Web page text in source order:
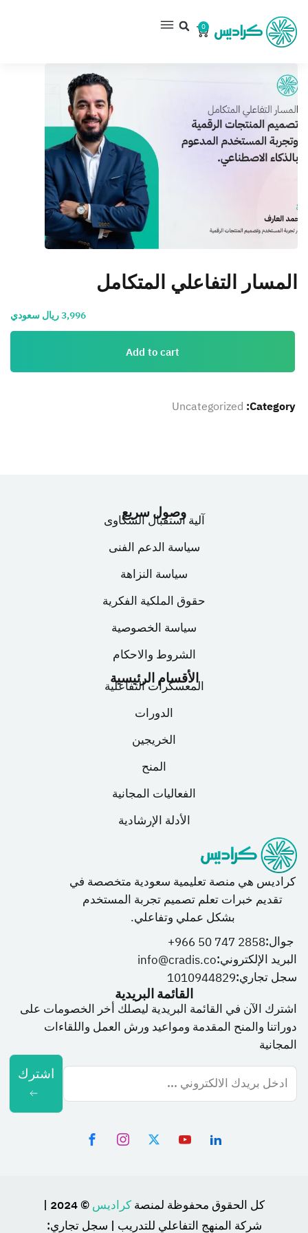
0
المسار التفاعلي المتكامل
3,996ريال سعودي
Add to cart
Category:
Uncategorized
كراديس هي منصة تعليمية سعودية متخصصة في
تقديم خبرات تعلم تصميم تجربة المستخدم
بشكل عملي وتفاعلي.
جوال:966 50 747 2858+
البريد الإلكتروني:info@cradis.co
سجل تجاري:1010944829
الأقسام الرئيسية
المعسكرات التفاعلية
الدورات
الخريجين
المنح
الفعاليات المجانية
الأدلة الإرشادية
وصول سريع
آلية استقبال الشكاوى
سياسة الدعم الفنى
سياسة النزاهة
حقوق الملكية الفكرية
سياسة الخصوصية
الشروط والاحكام
القائمة البريدية
اشترك الآن في القائمة البريدية ليصلك أخر الخصومات على
دوراتنا والمنح المقدمة ومواعيد ورش العمل واللقاءات
المجانية
اشترك
كل الحقوق محفوظة لمنصةكراديس
© 2024 |
شركة المنهج التفاعلي للتدريب | سجل تجاري: